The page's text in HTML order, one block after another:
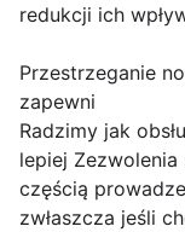
redukcji ich
Przestrzeganie
zapewni
Radzimy jak
lepiej Zezwolenia
częścią
zwłaszcza jeśli